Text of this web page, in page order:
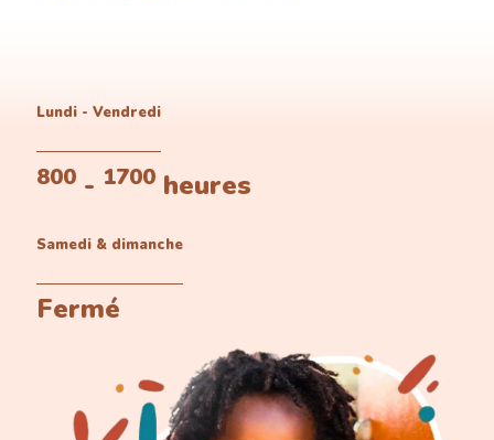
Lundi - Vendredi
800 - 1700 heures
Samedi & dimanche
Fermé